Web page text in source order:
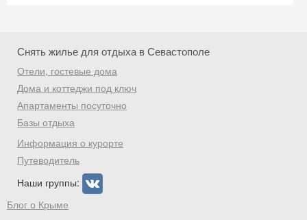
Снять жилье для отдыха в Севастополе
Отели, гостевые дома
Дома и коттеджи под ключ
Апартаменты посуточно
Базы отдыха
Информация о курорте
Путеводитель
Наши группы:
Блог о Крыме
Получить промокод